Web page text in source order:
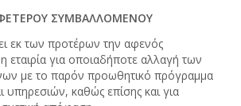
ΣΥΜΒΑΛΛΟΜΕΝΟΥ
εκ των προτέρων την αφενός
εταιρία για οποιαδήποτε αλλαγή των
με το παρόν προωθητικό πρόγραμμα
υπηρεσιών, καθώς επίσης και για